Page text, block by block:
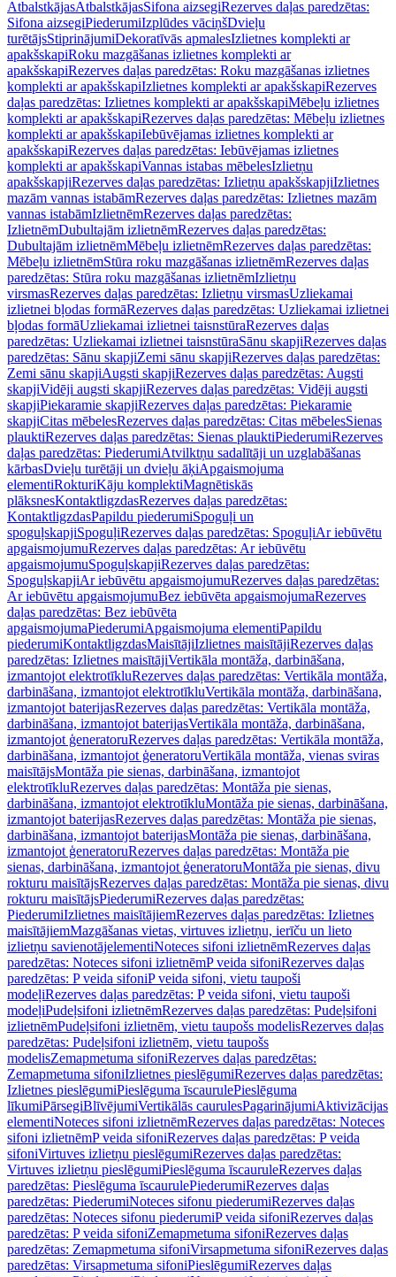
AtbalstkājasAtbalstkājasSifona aizsegiRezerves daļas paredzētas:
Sifona aizsegiPiederumiIzplūdes vāciņšDvieļu
turētājsStiprinājumiDekoratīvās apmalesIzlietnes komplekti ar
apakšskapiRoku mazgāšanas izlietnes komplekti ar
apakšskapiRezerves daļas paredzētas: Roku mazgāšanas izlietnes
komplekti ar apakšskapiIzlietnes komplekti ar apakšskapiRezerves
daļas paredzētas: Izlietnes komplekti ar apakšskapiMēbeļu izlietnes
komplekti ar apakšskapiRezerves daļas paredzētas: Mēbeļu izlietnes
komplekti ar apakšskapiIebūvējamas izlietnes komplekti ar
apakšskapiRezerves daļas paredzētas: Iebūvējamas izlietnes
komplekti ar apakšskapiVannas istabas mēbelesIzlietņu
apakšskapjiRezerves daļas paredzētas: Izlietņu apakšskapjiIzlietnes
mazām vannas istabāmRezerves daļas paredzētas: Izlietnes mazām
vannas istabāmIzlietnēmRezerves daļas paredzētas:
IzlietnēmDubultajām izlietnēmRezerves daļas paredzētas:
Dubultajām izlietnēmMēbeļu izlietnēmRezerves daļas paredzētas:
Mēbeļu izlietnēmStūra roku mazgāšanas izlietnēmRezerves daļas
paredzētas: Stūra roku mazgāšanas izlietnēmIzlietņu
virsmasRezerves daļas paredzētas: Izlietņu virsmasUzliekamai
izlietnei bļodas formāRezerves daļas paredzētas: Uzliekamai izlietnei
bļodas formāUzliekamai izlietnei taisnstūraRezerves daļas
paredzētas: Uzliekamai izlietnei taisnstūraSānu skapjiRezerves daļas
paredzētas: Sānu skapjiZemi sānu skapjiRezerves daļas paredzētas:
Zemi sānu skapjiAugsti skapjiRezerves daļas paredzētas: Augsti
skapjiVidēji augsti skapjiRezerves daļas paredzētas: Vidēji augsti
skapjiPiekaramie skapjiRezerves daļas paredzētas: Piekaramie
skapjiCitas mēbelesRezerves daļas paredzētas: Citas mēbelesSienas
plauktiRezerves daļas paredzētas: Sienas plauktiPiederumiRezerves
daļas paredzētas: PiederumiAtvilktņu sadalītāji un uzglabāšanas
kārbasDvieļu turētāji un dvieļu āķiApgaismojuma
elementiRokturiKāju komplektiMagnētiskās
plāksnesKontaktligzdasRezerves daļas paredzētas:
KontaktligzdasPapildu piederumiSpoguļi un
spoguļskapjiSpoguļiRezerves daļas paredzētas: SpoguļiAr iebūvētu
apgaismojumuRezerves daļas paredzētas: Ar iebūvētu
apgaismojumuSpoguļskapjiRezerves daļas paredzētas:
SpoguļskapjiAr iebūvētu apgaismojumuRezerves daļas paredzētas:
Ar iebūvētu apgaismojumuBez iebūvēta apgaismojumaRezerves
daļas paredzētas: Bez iebūvēta
apgaismojumaPiederumiApgaismojuma elementiPapildu
piederumiKontaktligzdasMaisītājiIzlietnes maisītājiRezerves daļas
paredzētas: Izlietnes maisītājiVertikāla montāža, darbināšana,
izmantojot elektrotīkluRezerves daļas paredzētas: Vertikāla montāža,
darbināšana, izmantojot elektrotīkluVertikāla montāža, darbināšana,
izmantojot baterijasRezerves daļas paredzētas: Vertikāla montāža,
darbināšana, izmantojot baterijasVertikāla montāža, darbināšana,
izmantojot ģeneratoruRezerves daļas paredzētas: Vertikāla montāža,
darbināšana, izmantojot ģeneratoruVertikāla montāža, vienas sviras
maisītājsMontāža pie sienas, darbināšana, izmantojot
elektrotīkluRezerves daļas paredzētas: Montāža pie sienas,
darbināšana, izmantojot elektrotīkluMontāža pie sienas, darbināšana,
izmantojot baterijasRezerves daļas paredzētas: Montāža pie sienas,
darbināšana, izmantojot baterijasMontāža pie sienas, darbināšana,
izmantojot ģeneratoruRezerves daļas paredzētas: Montāža pie
sienas, darbināšana, izmantojot ģeneratoruMontāža pie sienas, divu
rokturu maisītājsRezerves daļas paredzētas: Montāža pie sienas, divu
rokturu maisītājsPiederumiRezerves daļas paredzētas:
PiederumiIzlietnes maisītājiemRezerves daļas paredzētas: Izlietnes
maisītājiemMazgāšanas vietas, virtuves izlietņu, ierīču un lieto
izlietņu savienotājelementiNoteces sifoni izlietnēmRezerves daļas
paredzētas: Noteces sifoni izlietnēmP veida sifoniRezerves daļas
paredzētas: P veida sifoniP veida sifoni, vietu taupoši
modeļiRezerves daļas paredzētas: P veida sifoni, vietu taupoši
modeļiPudeļsifoni izlietnēmRezerves daļas paredzētas: Pudeļsifoni
izlietnēmPudeļsifoni izlietnēm, vietu taupošs modelisRezerves daļas
paredzētas: Pudeļsifoni izlietnēm, vietu taupošs
modelisZemapmetuma sifoniRezerves daļas paredzētas:
Zemapmetuma sifoniIzlietnes pieslēgumiRezerves daļas paredzētas:
Izlietnes pieslēgumiPieslēguma īscaurulePieslēguma
līkumiPārsegiBlīvējumiVertikālās caurulesPagarinājumiAktivizācijas
elementiNoteces sifoni izlietnēmRezerves daļas paredzētas: Noteces
sifoni izlietnēmP veida sifoniRezerves daļas paredzētas: P veida
sifoniVirtuves izlietņu pieslēgumiRezerves daļas paredzētas:
Virtuves izlietņu pieslēgumiPieslēguma īscauruleRezerves daļas
paredzētas: Pieslēguma īscaurulePiederumiRezerves daļas
paredzētas: PiederumiNoteces sifonu piederumiRezerves daļas
paredzētas: Noteces sifonu piederumiP veida sifoniRezerves daļas
paredzētas: P veida sifoniZemapmetuma sifoniRezerves daļas
paredzētas: Zemapmetuma sifoniVirsapmetuma sifoniRezerves daļas
paredzētas: Virsapmetuma sifoniPieslēgumiRezerves daļas